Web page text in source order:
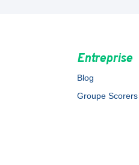
Entreprise
Blog
Groupe Scorers